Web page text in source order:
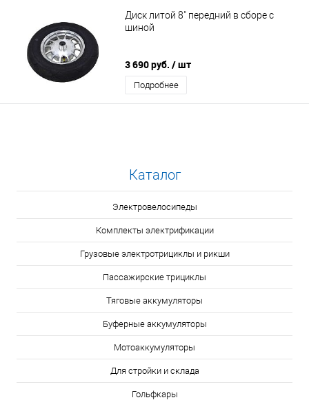
Диск литой 8" передний в сборе с
шиной
3 690 руб. / шт
Подробнее
Каталог
Электровелосипеды
Комплекты электрификации
Грузовые электротрициклы и рикши
Пассажирские трициклы
Тяговые аккумуляторы
Буферные аккумуляторы
Мотоаккумуляторы
Для стройки и склада
Гольфкары